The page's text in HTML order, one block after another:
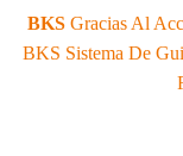
BKS Gracias Al
BKS Sistema De